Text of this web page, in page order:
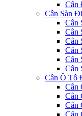
Cân
Cân Sàn
Cân
Cân
Cân
Cân
Cân
Cân
Cân Ô Tô
Cân
Cân
Cân
Cân